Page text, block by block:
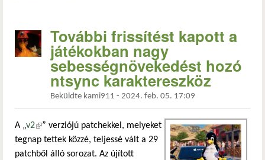
További frissítést kapott a
játékokban nagy
sebességnövekedést hozó
ntsync karaktereszköz
Beküldte kami911 - 2024. feb. 05. 17:09
A „v2(külső hivatkozás)
” verziójú patchekkel, melyeket
tegnap tettek közzé, teljessé vált a 29
patchből álló sorozat. Az újított